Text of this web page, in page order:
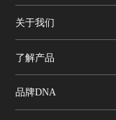
关于我们
了解产品
品牌DNA